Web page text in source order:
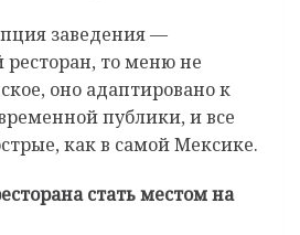
заведения —
то меню не
оно адаптировано к
публики, и все
как в самой Мексике.
стать местом на